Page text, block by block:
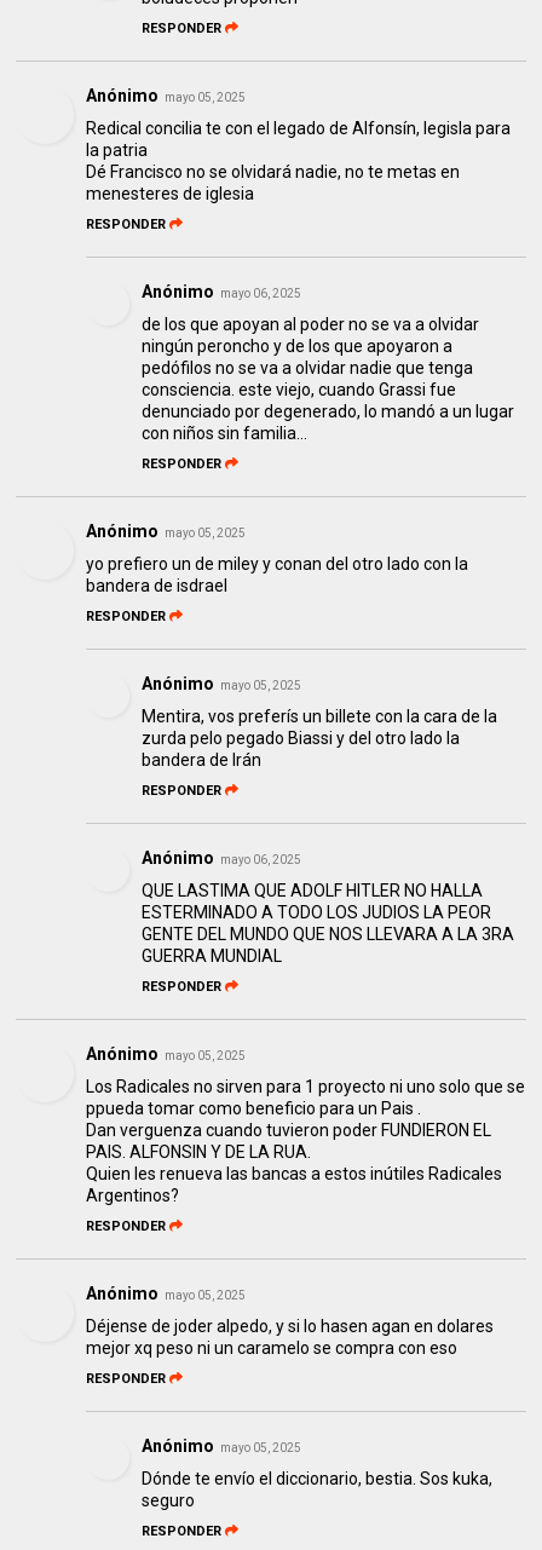
RESPONDER
Anónimo mayo 05, 2025
Redical concilia te con el legado de Alfonsín, legisla para
la patria
Dé Francisco no se olvidará nadie, no te metas en
menesteres de iglesia
RESPONDER
Anónimo mayo 06, 2025
de los que apoyan al poder no se va a olvidar
ningún peroncho y de los que apoyaron a
pedófilos no se va a olvidar nadie que tenga
consciencia. este viejo, cuando Grassi fue
denunciado por degenerado, lo mandó a un lugar
con niños sin familia...
RESPONDER
Anónimo mayo 05, 2025
yo prefiero un de miley y conan del otro lado con la
bandera de isdrael
RESPONDER
Anónimo mayo 05, 2025
Mentira, vos preferís un billete con la cara de la
zurda pelo pegado Biassi y del otro lado la
bandera de Irán
RESPONDER
Anónimo mayo 06, 2025
QUE LASTIMA QUE ADOLF HITLER NO HALLA
ESTERMINADO A TODO LOS JUDIOS LA PEOR
GENTE DEL MUNDO QUE NOS LLEVARA A LA 3RA
GUERRA MUNDIAL
RESPONDER
Anónimo mayo 05, 2025
Los Radicales no sirven para 1 proyecto ni uno solo que se
ppueda tomar como beneficio para un Pais .
Dan verguenza cuando tuvieron poder FUNDIERON EL
PAIS. ALFONSIN Y DE LA RUA.
Quien les renueva las bancas a estos inútiles Radicales
Argentinos?
RESPONDER
Anónimo mayo 05, 2025
Déjense de joder alpedo, y si lo hasen agan en dolares
mejor xq peso ni un caramelo se compra con eso
RESPONDER
Anónimo mayo 05, 2025
Dónde te envío el diccionario, bestia. Sos kuka,
seguro
RESPONDER